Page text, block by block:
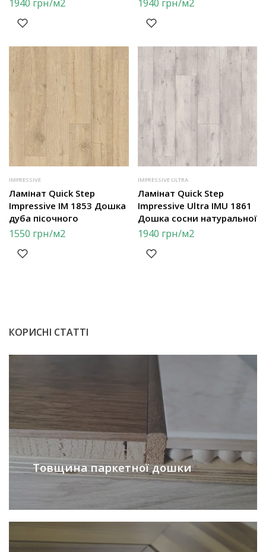
1940 грн/м2 1940 грн/м2
IMPRESSIVE
Ламінат Quick Step
Impressive IM 1853 Дошка
дуба пісочного
1550 грн/м2
IMPRESSIVE ULTRA
Ламінат Quick Step
Impressive Ultra IMU 1861
Дошка сосни натуральної
1940 грн/м2
КОРИСНІ СТАТТІ
Товщина паркетної дошки